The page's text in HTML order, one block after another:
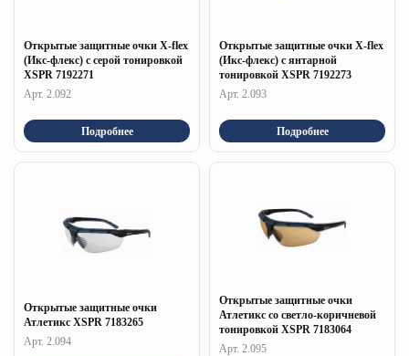
Открытые защитные очки X-flex
(Икс-флекс) с серой тонировкой
XSPR 7192271
Арт. 2.092
Подробнее
Открытые защитные очки X-flex
(Икс-флекс) с янтарной
тонировкой XSPR 7192273
Арт. 2.093
Подробнее
Открытые защитные очки
Атлетикс XSPR 7183265
Арт. 2.094
Открытые защитные очки
Атлетикс со светло-коричневой
тонировкой XSPR 7183064
Арт. 2.095